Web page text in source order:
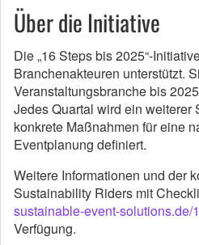
Über die Initiative
Die „16 Steps bis 2025“-
Branchenakteuren unterstützt.
Veranstaltungsbranche bis
Jedes Quartal wird ein weiterer
konkrete Maßnahmen für eine
Eventplanung definiert.
Weitere Informationen und der
Sustainability Riders mit
sustainable-event-solutions.de/
Verfügung.